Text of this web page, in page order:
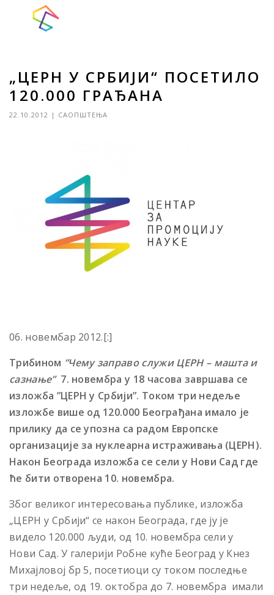
„ЦЕРН У СРБИЈИ“ ПОСЕТИЛО
120.000 ГРАЂАНА
22.10.2012 | САОПШТЕЊА
06. новембар 2012.[:]
Трибином ”Чему заправо служи ЦЕРН – машта и
сазнање” 7. новембра у 18 часова завршава се
изложба ”ЦЕРН у Србији”. Током три недеље
изложбе више од 120.000 Београђана имало је
прилику да се упозна са радом Европске
организације за нуклеарна истраживања (ЦЕРН).
Након Београда изложба се сели у Нови Сад где
ће бити отворена 10. новембра.
Због великог интересовања публике, изложба
„ЦЕРН у Србији“ се након Београда, где ју је
видело 120.000 људи, од 10. новембра сели у
Нови Сад. У галерији Робне куће Београд у Кнез
Михајловој бр 5, посетиоци су током последње
три недеље, од 19. октобра до 7. новембра имали